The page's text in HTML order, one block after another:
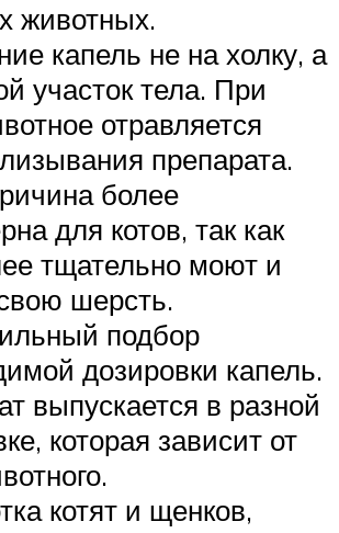
животных.
капель не на холку, а
участок тела. При
отравляется
препарата.
более
для котов, так как
тщательно моют и
шерсть.
подбор
дозировки капель.
выпускается в разной
которая зависит от
котят и щенков,